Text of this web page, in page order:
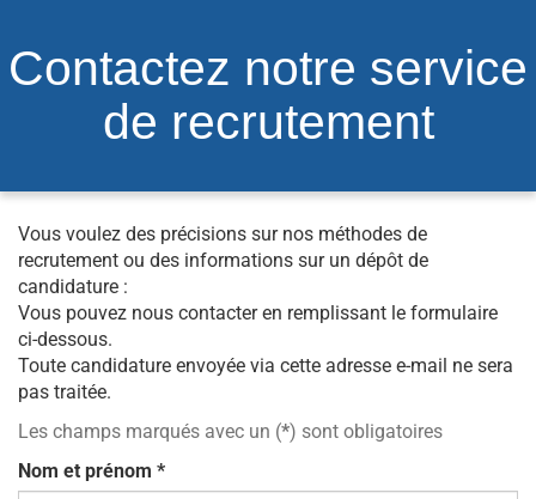
Contactez notre service
de recrutement
Vous voulez des précisions sur nos méthodes de
recrutement ou des informations sur un dépôt de
candidature :
Vous pouvez nous contacter en remplissant le formulaire
ci-dessous.
Toute candidature envoyée via cette adresse e-mail ne sera
pas traitée.
Les champs marqués avec un (*) sont obligatoires
Nom et prénom *